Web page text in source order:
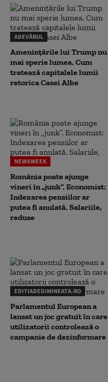
ADEVĂRUL
Amenințările lui Trump nu
mai sperie lumea. Cum
tratează capitalele lumii
retorica Casei Albe
NEWSWEEK
România poate ajunge
vineri în „junk”. Economist:
Indexarea pensiilor ar
putea fi anulată. Salariile,
reduse
EDITIADEDIMINEATA.RO
Parlamentul European a
lansat un joc gratuit în care
utilizatorii controlează o
campanie de dezinformare